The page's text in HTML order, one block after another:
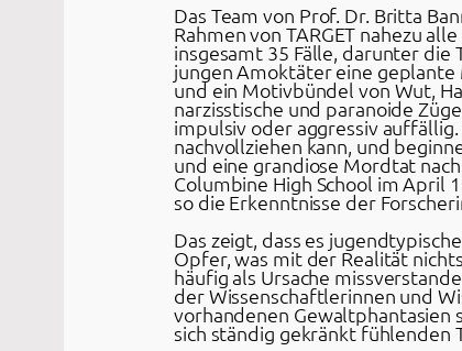
Das Team von Prof. Dr. Britta
Rahmen von TARGET nahezu
insgesamt 35 Fälle, darunter
jungen Amoktäter eine
und ein Motivbündel von Wut,
narzisstische und paranoide
impulsiv oder aggressiv
nachvollziehen kann, und
und eine grandiose Mordtat
Columbine High School im
so die Erkenntnisse der
Das zeigt, dass es
Opfer, was mit der Realität
häufig als Ursache
der Wissenschaftlerinnen und
vorhandenen
sich ständig gekränkt fühlenden